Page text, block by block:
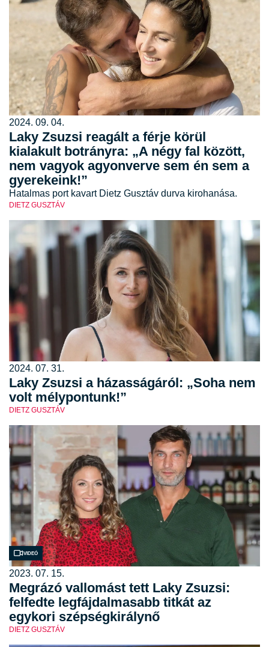
2024. 09. 04.
Laky Zsuzsi reagált a férje körül
kialakult botrányra: „A négy fal között,
nem vagyok agyonverve sem én sem a
gyerekeink!”
Hatalmas port kavart Dietz Gusztáv durva kirohanása.
DIETZ GUSZTÁV
2024. 07. 31.
Laky Zsuzsi a házasságáról: „Soha nem
volt mélypontunk!”
DIETZ GUSZTÁV
Videó
2023. 07. 15.
Megrázó vallomást tett Laky Zsuzsi:
felfedte legfájdalmasabb titkát az
egykori szépségkirálynő
DIETZ GUSZTÁV